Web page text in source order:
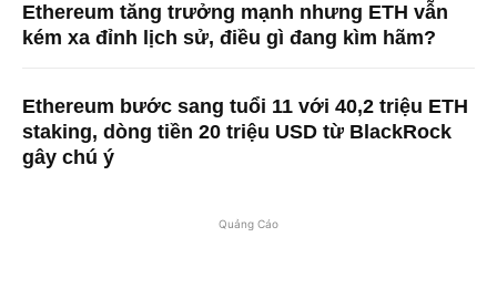
Ethereum tăng trưởng mạnh nhưng ETH vẫn
kém xa đỉnh lịch sử, điều gì đang kìm hãm?
Ethereum bước sang tuổi 11 với 40,2 triệu ETH
staking, dòng tiền 20 triệu USD từ BlackRock
gây chú ý
Quảng Cáo